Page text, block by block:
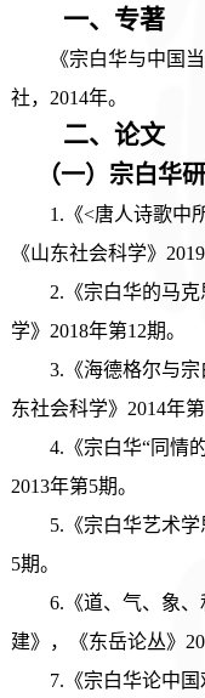
一、 专著
《宗白华与中国
社， 2014年。
二、 论文
（一） 宗白华
1.《<唐人诗歌中
《山东社会科学》
2.《宗白华的马
学》2018年第12期。
3.《海德格尔与
东社会科学》2014年
4.《宗白华“同情
2013年第5期。
5.《宗白华艺术
5期。
6.《道、气、象
建》，《东岳论丛》
7.《宗白华论中国